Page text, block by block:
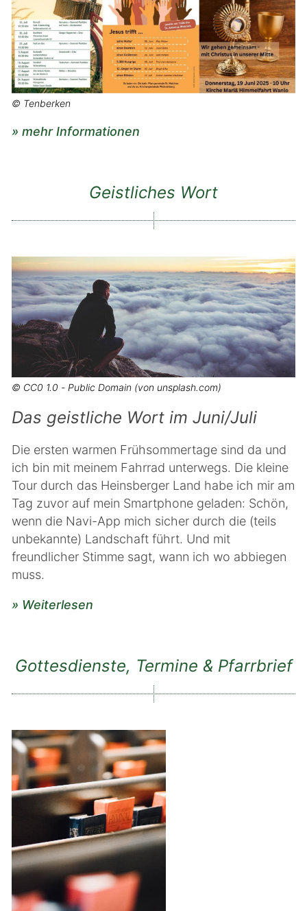
© Tenberken
» mehr Informationen
Geistliches Wort
© CC0 1.0 - Public Domain (von unsplash.com)
Das geistliche Wort im Juni/Juli
Die ersten warmen Frühsommertage sind da und
ich bin mit meinem Fahrrad unterwegs. Die kleine
Tour durch das Heinsberger Land habe ich mir am
Tag zuvor auf mein Smartphone geladen: Schön,
wenn die Navi-App mich sicher durch die (teils
unbekannte) Landschaft führt. Und mit
freundlicher Stimme sagt, wann ich wo abbiegen
muss.
» Weiterlesen
Gottesdienste, Termine & Pfarrbrief